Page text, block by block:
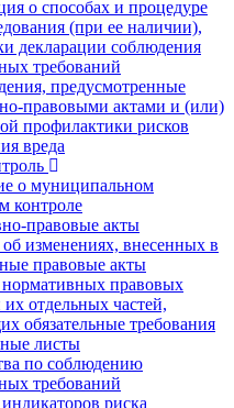
о способах и процедуре
(при ее наличии),
декларации соблюдения
требований
предусмотренные
правовыми актами и (или)
профилактики рисков
вреда
о муниципальном
контроле
правовые акты
изменениях, внесенных в
правовые акты
правовых
их отдельных частей,
обязательные требования
листы
по соблюдению
требований
риска